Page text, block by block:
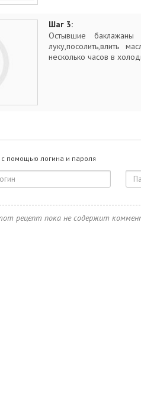
Шаг 3:
Остывшие баклажаны
луку,посолить,влить
несколько часов в
с помощью логина и пароля
рецепт пока не содержит